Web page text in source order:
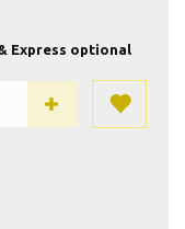
Express optional